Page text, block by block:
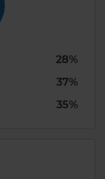
28%
37%
35%